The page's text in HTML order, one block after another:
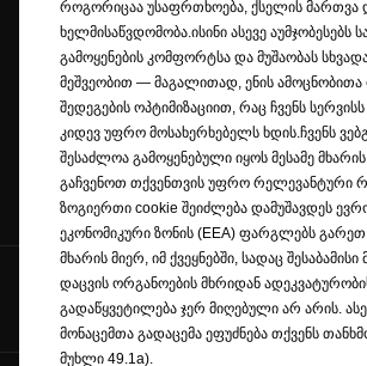
დილერის
ლოკაცია
დაჯავშნეთ ტესტ
დრაივი
კონტაქტი
გამოიწერეთ ჩვენი
გვერდები
როგორიცაა უსაფრთხოება, ქსელის მართვა
ხელმისაწვდომობა.ისინი ასევე აუმჯობესებს
გამოყენების კომფორტსა და მუშაობას
მეშვეობით — მაგალითად, ენის ამოცნობითა
შედეგების ოპტიმიზაციით, რაც ჩვენს
კიდევ უფრო მოსახერხებელს ხდის.ჩვენს
შესაძლოა გამოყენებული იყოს მესამე
გაჩვენოთ თქვენთვის უფრო რელევანტური
ზოგიერთი cookie შეიძლება დამუშავდეს
ეკონომიკური ზონის (EEA) ფარგლებს გარეთ
მხარის მიერ, იმ ქვეყნებში, სადაც
დაცვის ორგანოების მხრიდან
გადაწყვეტილება ჯერ მიღებული არ არის.
მონაცემთა გადაცემა ეფუძნება თქვენს
მუხლი 49.1a).